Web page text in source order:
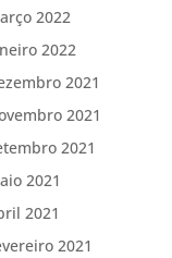
2022
2022
2021
2021
2021
2021
2021
2021